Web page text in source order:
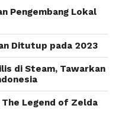
Pengembang Lokal
Ditutup pada 2023
di Steam, Tawarkan
The Legend of Zelda